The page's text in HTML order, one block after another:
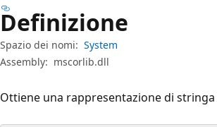
Definizione
Spazio dei nomi: System
Assembly: mscorlib.dll
Ottiene una rappresentazione di